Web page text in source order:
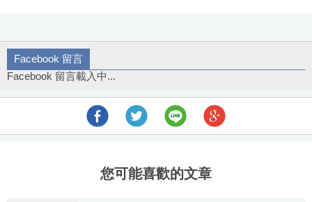
Facebook 留言
Facebook 留言載入中...
您可能喜歡的文章